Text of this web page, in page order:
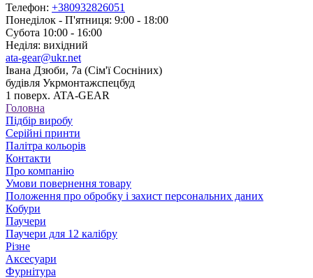
Телефон: +380932826051
Понеділок - П'ятниця: 9:00 - 18:00
Субота 10:00 - 16:00
Неділя: вихідний
ata-gear@ukr.net
Івана Дзюби, 7а (Сім'ї Сосніних)
будівля Укрмонтажспецбуд
1 поверх. ATA-GEAR
Головна
Підбір виробу
Серійні принти
Палітра кольорів
Контакти
Про компанію
Умови повернення товару
Положення про обробку і захист персональних даних
Кобури
Паучери
Паучери для 12 калібру
Різне
Аксесуари
Фурнітура